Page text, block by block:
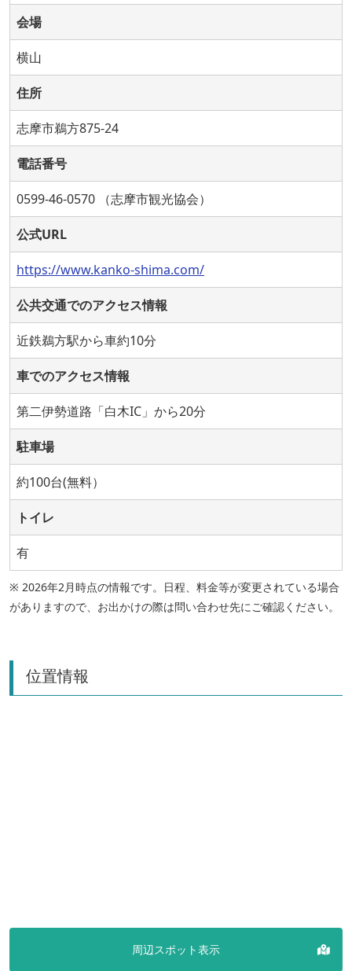
会場
横山
住所
志摩市鵜方875-24
電話番号
0599-46-0570 （志摩市観光協会）
公式URL
https://www.kanko-shima.com/
公共交通でのアクセス情報
近鉄鵜方駅から車約10分
車でのアクセス情報
第二伊勢道路「白木IC」から20分
駐車場
約100台(無料）
トイレ
有
※ 2026年2月時点の情報です。日程、料金等が変更されている場合
がありますので、お出かけの際は問い合わせ先にご確認ください。
位置情報
周辺スポット表示